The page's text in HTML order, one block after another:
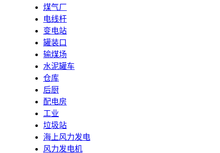
煤气厂
电线杆
变电站
罐装口
输煤场
水泥罐车
仓库
后厨
配电房
工业
垃圾站
海上风力发电
风力发电机